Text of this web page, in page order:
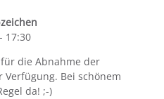
- 17:30
die Abnahme der
Bei schönem
da! ;-)